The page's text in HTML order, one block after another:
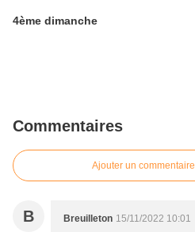
4ème dimanche
Commentaires
Ajouter un commentaire
B Breuilleton 15/11/2022 10:01